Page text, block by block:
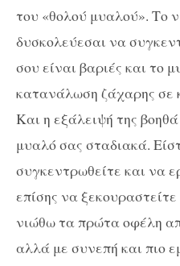
του «θολού μυαλού». Το
δυσκολεύεσαι να
σου είναι βαριές και το
κατανάλωση ζάχαρης σε
Και η εξάλειψή της
μυαλό σας σταδιακά.
συγκεντρωθείτε και να
επίσης να
νιώθω τα πρώτα οφέλη
αλλά με συνεπή και πιο